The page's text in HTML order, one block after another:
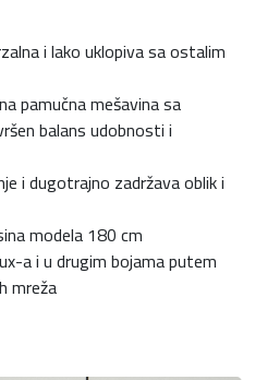
i lako uklopiva sa ostalim
pamučna mešavina sa
balans udobnosti i
i dugotrajno zadržava oblik i
modela 180 cm
a i u drugim bojama putem
mreža